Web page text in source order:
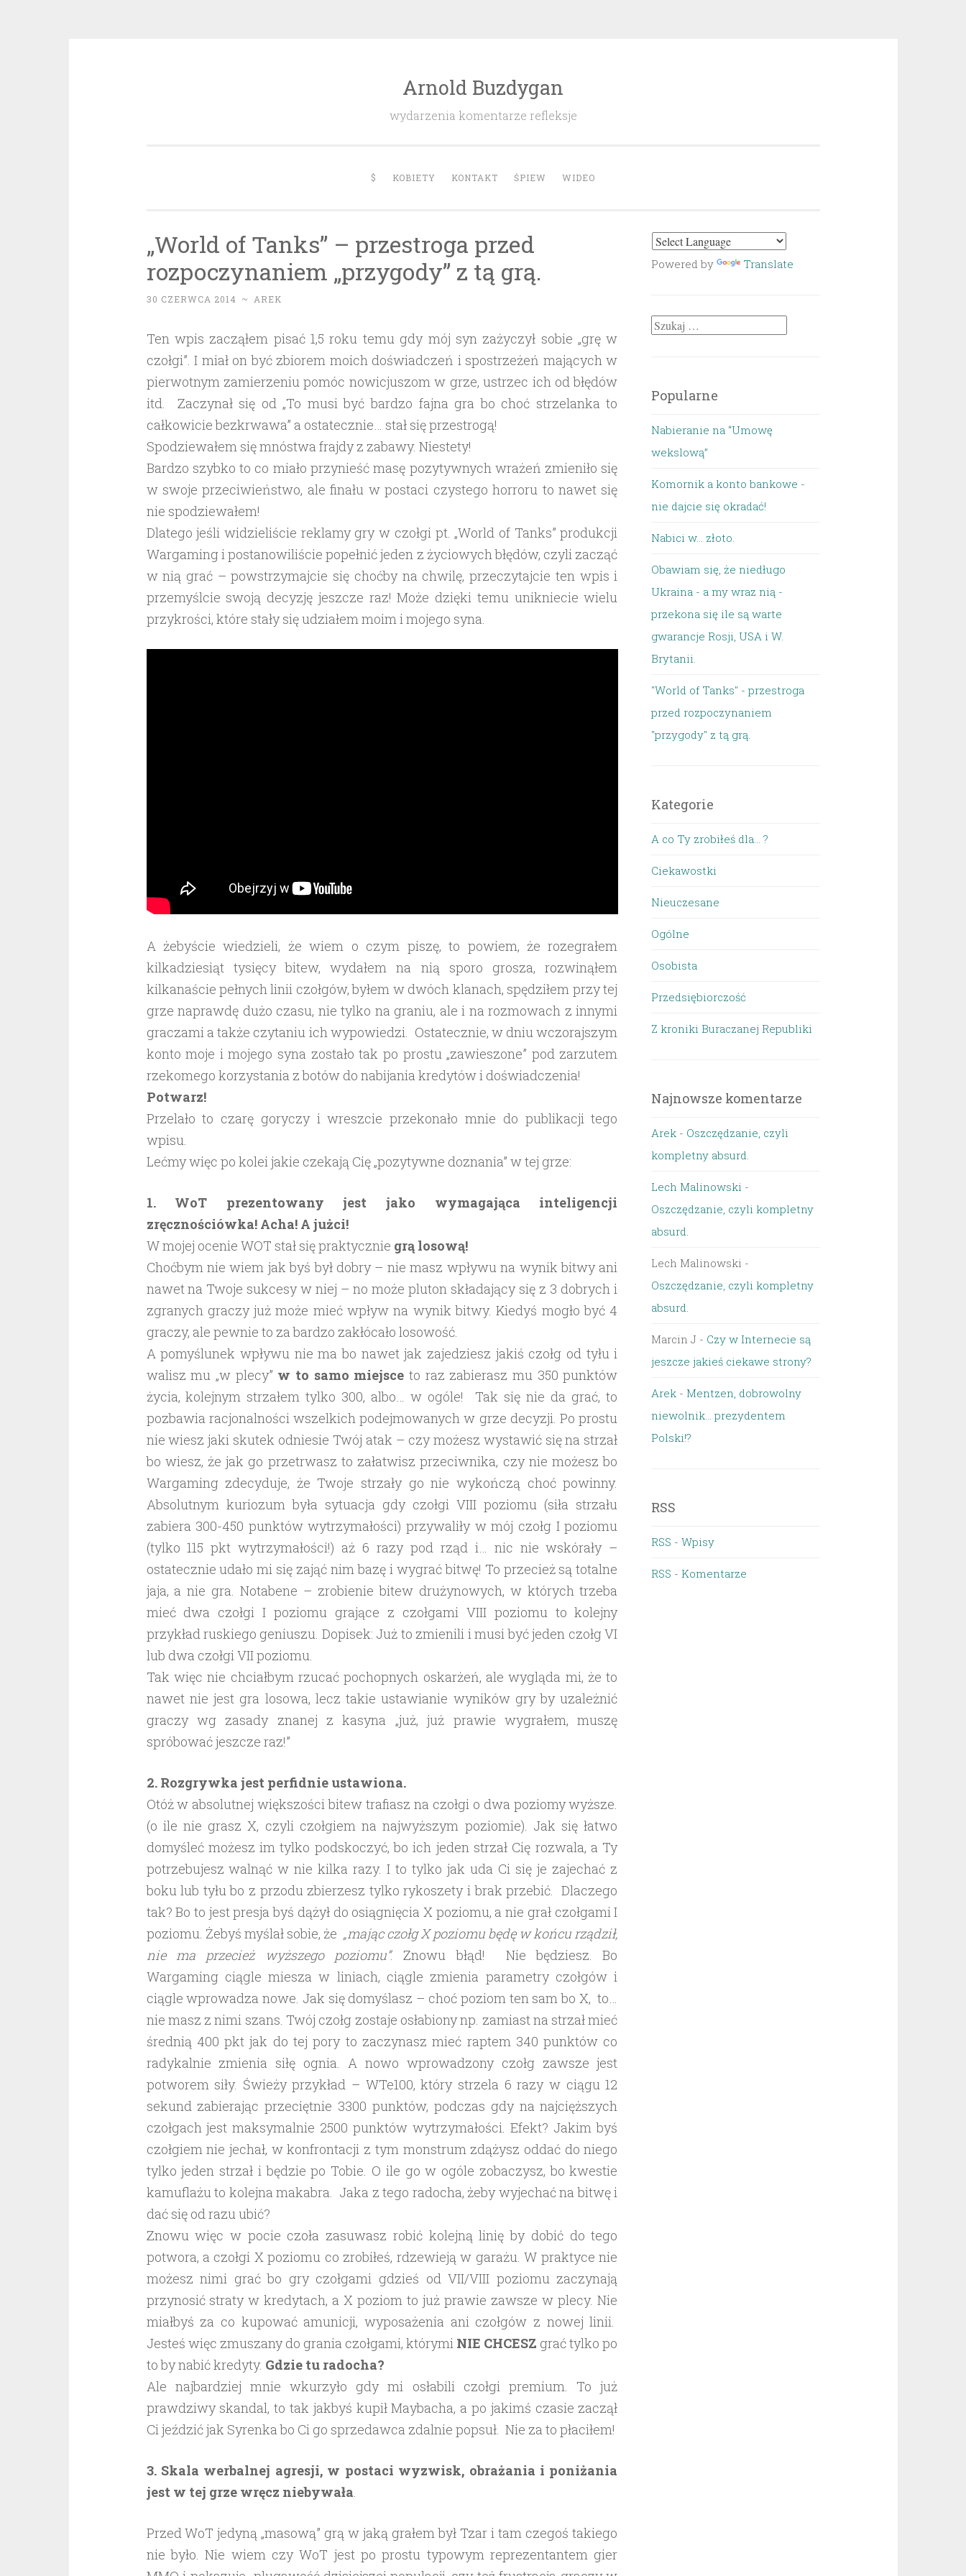
Arnold Buzdygan
wydarzenia komentarze refleksje
$ KOBIETY KONTAKT ŚPIEW WIDEO
„World of Tanks” – przestroga przed
rozpoczynaniem „przygody” z tą grą.
30 CZERWCA 2014 ~ AREK
Ten wpis zacząłem pisać 1,5 roku temu gdy mój syn zażyczył sobie „grę w
czołgi”. I miał on być zbiorem moich doświadczeń i spostrzeżeń mających w
pierwotnym zamierzeniu pomóc nowicjuszom w grze, ustrzec ich od błędów
itd. Zaczynał się od „To musi być bardzo fajna gra bo choć strzelanka to
całkowicie bezkrwawa” a ostatecznie… stał się przestrogą!
Spodziewałem się mnóstwa frajdy z zabawy. Niestety!
Bardzo szybko to co miało przynieść masę pozytywnych wrażeń zmieniło się
w swoje przeciwieństwo, ale finału w postaci czystego horroru to nawet się
nie spodziewałem!
Dlatego jeśli widzieliście reklamy gry w czołgi pt. „World of Tanks” produkcji
Wargaming i postanowiliście popełnić jeden z życiowych błędów, czyli zacząć
w nią grać – powstrzymajcie się choćby na chwilę, przeczytajcie ten wpis i
przemyślcie swoją decyzję jeszcze raz! Może dzięki temu unikniecie wielu
przykrości, które stały się udziałem moim i mojego syna.
A żebyście wiedzieli, że wiem o czym piszę, to powiem, że rozegrałem
kilkadziesiąt tysięcy bitew, wydałem na nią sporo grosza, rozwinąłem
kilkanaście pełnych linii czołgów, byłem w dwóch klanach, spędziłem przy tej
grze naprawdę dużo czasu, nie tylko na graniu, ale i na rozmowach z innymi
graczami a także czytaniu ich wypowiedzi. Ostatecznie, w dniu wczorajszym
konto moje i mojego syna zostało tak po prostu „zawieszone” pod zarzutem
rzekomego korzystania z botów do nabijania kredytów i doświadczenia!
Potwarz!
Przelało to czarę goryczy i wreszcie przekonało mnie do publikacji tego
wpisu.
Lećmy więc po kolei jakie czekają Cię „pozytywne doznania” w tej grze:
1. WoT prezentowany jest jako wymagająca inteligencji
zręcznościówka! Acha! A jużci!
W mojej ocenie WOT stał się praktycznie grą losową!
Choćbym nie wiem jak byś był dobry – nie masz wpływu na wynik bitwy ani
nawet na Twoje sukcesy w niej – no może pluton składający się z 3 dobrych i
zgranych graczy już może mieć wpływ na wynik bitwy. Kiedyś mogło być 4
graczy, ale pewnie to za bardzo zakłócało losowość.
A pomyślunek wpływu nie ma bo nawet jak zajedziesz jakiś czołg od tyłu i
walisz mu „w plecy” w to samo miejsce to raz zabierasz mu 350 punktów
życia, kolejnym strzałem tylko 300, albo… w ogóle! Tak się nie da grać, to
pozbawia racjonalności wszelkich podejmowanych w grze decyzji. Po prostu
nie wiesz jaki skutek odniesie Twój atak – czy możesz wystawić się na strzał
bo wiesz, że jak go przetrwasz to załatwisz przeciwnika, czy nie możesz bo
Wargaming zdecyduje, że Twoje strzały go nie wykończą choć powinny.
Absolutnym kuriozum była sytuacja gdy czołgi VIII poziomu (siła strzału
zabiera 300-450 punktów wytrzymałości) przywaliły w mój czołg I poziomu
(tylko 115 pkt wytrzymałości!) aż 6 razy pod rząd i… nic nie wskórały –
ostatecznie udało mi się zająć nim bazę i wygrać bitwę! To przecież są totalne
jaja, a nie gra. Notabene – zrobienie bitew drużynowych, w których trzeba
mieć dwa czołgi I poziomu grające z czołgami VIII poziomu to kolejny
przykład ruskiego geniuszu. Dopisek: Już to zmienili i musi być jeden czołg VI
lub dwa czołgi VII poziomu.
Tak więc nie chciałbym rzucać pochopnych oskarżeń, ale wygląda mi, że to
nawet nie jest gra losowa, lecz takie ustawianie wyników gry by uzależnić
graczy wg zasady znanej z kasyna „już, już prawie wygrałem, muszę
spróbować jeszcze raz!”
2. Rozgrywka jest perfidnie ustawiona.
Otóż w absolutnej większości bitew trafiasz na czołgi o dwa poziomy wyższe.
(o ile nie grasz X, czyli czołgiem na najwyższym poziomie). Jak się łatwo
domyśleć możesz im tylko podskoczyć, bo ich jeden strzał Cię rozwala, a Ty
potrzebujesz walnąć w nie kilka razy. I to tylko jak uda Ci się je zajechać z
boku lub tyłu bo z przodu zbierzesz tylko rykoszety i brak przebić. Dlaczego
tak? Bo to jest presja byś dążył do osiągnięcia X poziomu, a nie grał czołgami I
poziomu. Żebyś myślał sobie, że „mając czołg X poziomu będę w końcu rządził,
nie ma przecież wyższego poziomu”. Znowu błąd! Nie będziesz. Bo
Wargaming ciągle miesza w liniach, ciągle zmienia parametry czołgów i
ciągle wprowadza nowe. Jak się domyślasz – choć poziom ten sam bo X, to…
nie masz z nimi szans. Twój czołg zostaje osłabiony np. zamiast na strzał mieć
średnią 400 pkt jak do tej pory to zaczynasz mieć raptem 340 punktów co
radykalnie zmienia siłę ognia. A nowo wprowadzony czołg zawsze jest
potworem siły. Świeży przykład – WTe100, który strzela 6 razy w ciągu 12
sekund zabierając przeciętnie 3300 punktów, podczas gdy na najcięższych
czołgach jest maksymalnie 2500 punktów wytrzymałości. Efekt? Jakim byś
czołgiem nie jechał, w konfrontacji z tym monstrum zdążysz oddać do niego
tylko jeden strzał i będzie po Tobie. O ile go w ogóle zobaczysz, bo kwestie
kamuflażu to kolejna makabra. Jaka z tego radocha, żeby wyjechać na bitwę i
dać się od razu ubić?
Znowu więc w pocie czoła zasuwasz robić kolejną linię by dobić do tego
potwora, a czołgi X poziomu co zrobiłeś, rdzewieją w garażu. W praktyce nie
możesz nimi grać bo gry czołgami gdzieś od VII/VIII poziomu zaczynają
przynosić straty w kredytach, a X poziom to już prawie zawsze w plecy. Nie
miałbyś za co kupować amunicji, wyposażenia ani czołgów z nowej linii.
Jesteś więc zmuszany do grania czołgami, którymi NIE CHCESZ grać tylko po
to by nabić kredyty. Gdzie tu radocha?
Ale najbardziej mnie wkurzyło gdy mi osłabili czołgi premium. To już
prawdziwy skandal, to tak jakbyś kupił Maybacha, a po jakimś czasie zaczął
Ci jeździć jak Syrenka bo Ci go sprzedawca zdalnie popsuł. Nie za to płaciłem!
3. Skala werbalnej agresji, w postaci wyzwisk, obrażania i poniżania
jest w tej grze wręcz niebywała
Przed WoT jedyną „masową” grą w jaką grałem był Tzar i tam czegoś takiego
nie było. Nie wiem czy WoT jest po prostu typowym reprezentantem gier
Powered by Translate
Szukaj:
Popularne
Nabieranie na “Umowę
wekslową”
Komornik a konto bankowe -
nie dajcie się okradać!
Nabici w... złoto.
Obawiam się, że niedługo
Ukraina - a my wraz nią -
przekona się ile są warte
gwarancje Rosji, USA i W.
Brytanii.
"World of Tanks" - przestroga
przed rozpoczynaniem
"przygody" z tą grą.
Kategorie
A co Ty zrobiłeś dla… ?
Ciekawostki
Nieuczesane
Ogólne
Osobista
Przedsiębiorczość
Z kroniki Buraczanej Republiki
Najnowsze komentarze
Arek - Oszczędzanie, czyli
kompletny absurd.
Lech Malinowski -
Oszczędzanie, czyli kompletny
absurd.
Lech Malinowski -
Oszczędzanie, czyli kompletny
absurd.
Marcin J - Czy w Internecie są
jeszcze jakieś ciekawe strony?
Arek - Mentzen, dobrowolny
niewolnik… prezydentem
Polski!?
RSS
RSS - Wpisy
RSS - Komentarze